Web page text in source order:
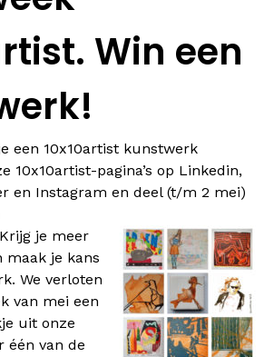
Win een
een 10x10artist kunstwerk
10x10artist-pagina’s op Linkedin,
en Instagram en deel (t/m 2 mei)
je meer
maak je kans
We verloten
van mei een
uit onze
één van de